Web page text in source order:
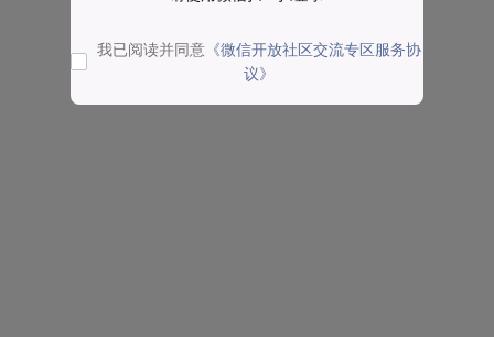
我已阅读并同意 《微信开放社区交流专区服务协
议》